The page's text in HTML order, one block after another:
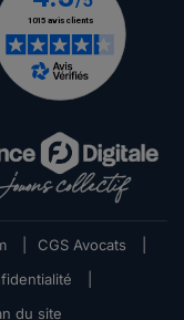
CGS Avocats
du site